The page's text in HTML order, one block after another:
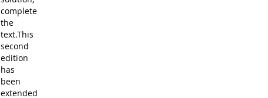
complete
the
text.This
second
edition
has
been
extended